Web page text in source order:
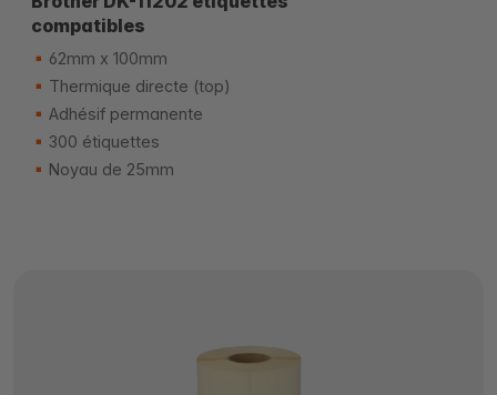
compatibles
62mm x 100mm
Thermique directe (top)
Adhésif permanente
300 étiquettes
Noyau de 25mm